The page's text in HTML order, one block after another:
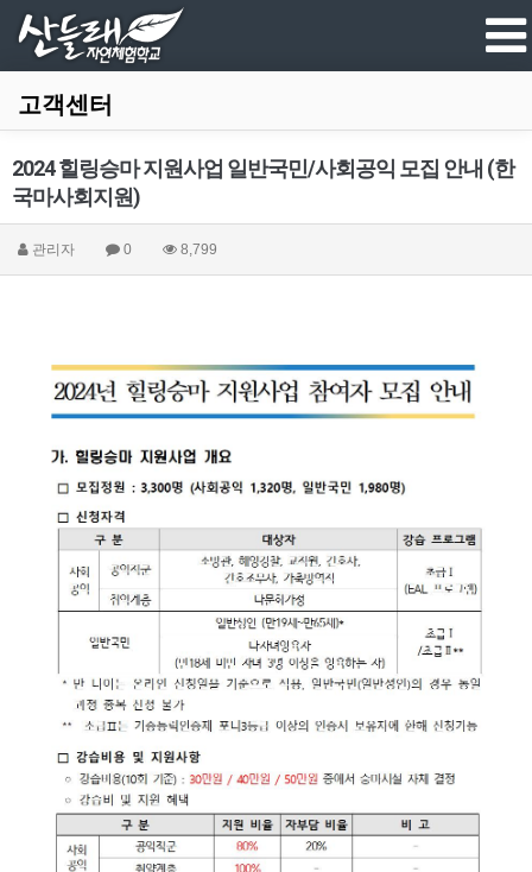
고객센터
2024 힐링승마 지원사업 일반국민/사회공익 모집 안내 (한
국마사회지원)
관리자 0 8,799